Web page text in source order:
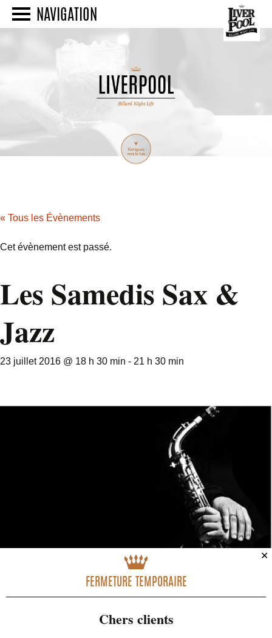
NAVIGATION
« Tous les Évènements
Cet évènement est passé.
Les Samedis Sax &
Jazz
23 juillet 2016 @ 18 h 30 min - 21 h 30 min
✕
FERMETURE TEMPORAIRE
Chers clients